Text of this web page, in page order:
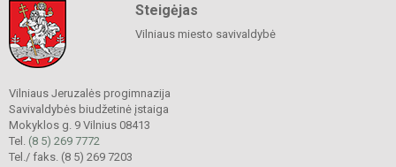
Steigėjas
Vilniaus miesto savivaldybė
Vilniaus Jeruzalės progimnazija
Savivaldybės biudžetinė įstaiga
Mokyklos g. 9 Vilnius 08413
Tel. (8 5) 269 7772
Tel./ faks. (8 5) 269 7203